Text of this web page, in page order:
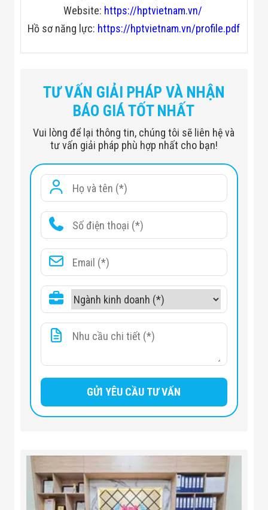
Website: https://hptvietnam.vn/
Hồ sơ năng lực: https://hptvietnam.vn/profile.pdf
TƯ VẤN GIẢI PHÁP VÀ NHẬN
BÁO GIÁ TỐT NHẤT
Vui lòng để lại thông tin, chúng tôi sẽ liên hệ và
tư vấn giải pháp phù hợp nhất cho bạn!